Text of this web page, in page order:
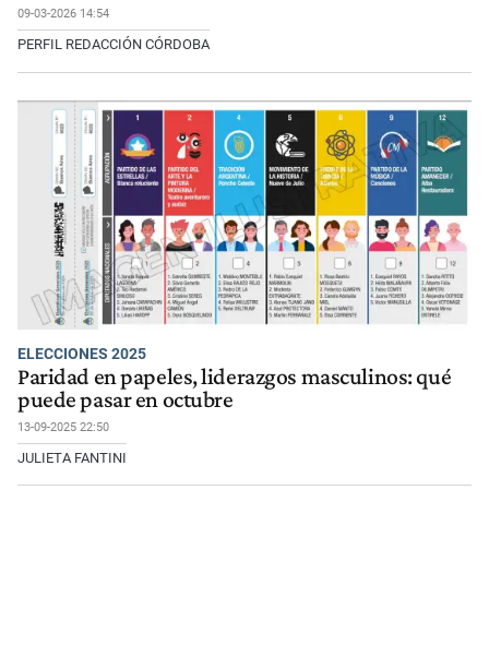
09-03-2026 14:54
PERFIL REDACCIÓN CÓRDOBA
ELECCIONES 2025
Paridad en papeles, liderazgos masculinos: qué
puede pasar en octubre
13-09-2025 22:50
JULIETA FANTINI